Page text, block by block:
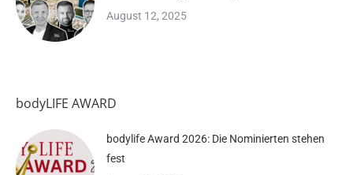
August 12, 2025
bodyLIFE AWARD
bodylife Award 2026: Die Nominierten stehen
fest